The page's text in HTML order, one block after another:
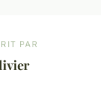
PAR